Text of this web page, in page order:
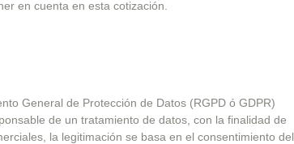
en cuenta en esta cotización.
General de Protección de Datos (RGPD ó GDPR)
de un tratamiento de datos, con la finalidad de
la legitimación se basa en el consentimiento del